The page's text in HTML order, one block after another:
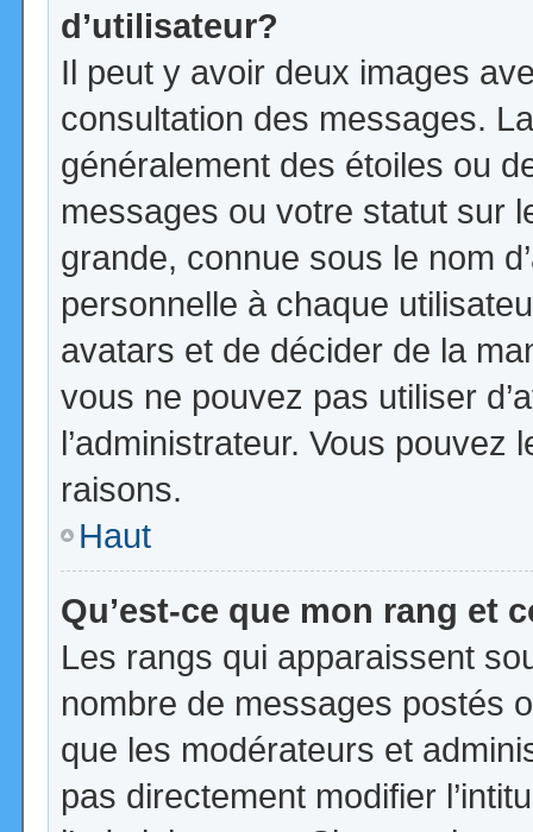
d’utilisateur?
Il peut y avoir deux images
consultation des messages.
généralement des étoiles ou
messages ou votre statut sur
grande, connue sous le nom
personnelle à chaque
avatars et de décider de la
vous ne pouvez pas utiliser
l’administrateur. Vous
raisons.
Haut
Qu’est-ce que mon rang et
Les rangs qui apparaissent
nombre de messages postés
que les modérateurs et
pas directement modifier